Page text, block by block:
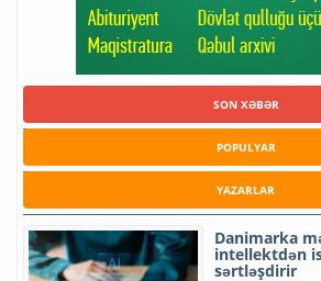
SON XƏBƏR
POPULYAR
YAZARLAR
Danimarka
intellektdən
sərtləşdirir